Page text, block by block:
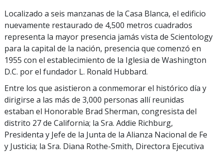
Localizado a seis manzanas de la Casa Blanca, el edificio
nuevamente restaurado de 4,500 metros cuadrados
representa la mayor presencia jamás vista de Scientology
para la capital de la nación, presencia que comenzó en
1955 con el establecimiento de la Iglesia de Washington
D.C. por el fundador L. Ronald Hubbard.
Entre los que asistieron a conmemorar el histórico día y
dirigirse a las más de 3,000 personas allí reunidas
estaban el Honorable Brad Sherman, congresista del
distrito 27 de California; la Sra. Addie Richburg,
Presidenta y Jefe de la Junta de la Alianza Nacional de Fe
y Justicia; la Sra. Diana Rothe-Smith, Directora Ejecutiva